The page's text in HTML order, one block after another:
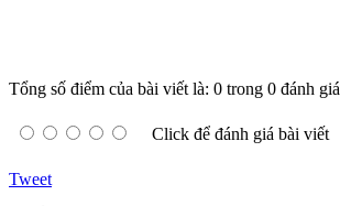
Tổng số điểm của bài viết là: 0 trong 0 đánh giá
Click để đánh giá bài viết
Tweet